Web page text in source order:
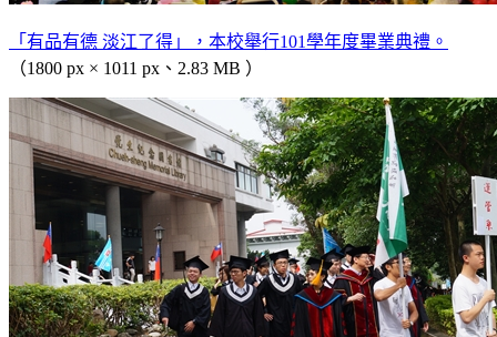
「有品有德 淡江了得」，本校舉行101學年度畢業典禮。
（1800 px × 1011 px、2.83 MB ）